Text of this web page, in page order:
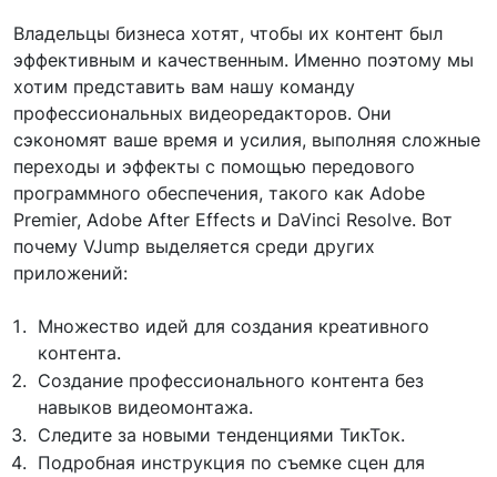
Владельцы бизнеса хотят, чтобы их контент был
эффективным и качественным. Именно поэтому мы
хотим представить вам нашу команду
профессиональных видеоредакторов. Они
сэкономят ваше время и усилия, выполняя сложные
переходы и эффекты с помощью передового
программного обеспечения, такого как Adobe
Premier, Adobe After Effects и DaVinci Resolve. Вот
почему VJump выделяется среди других
приложений:
Множество идей для создания креативного
контента.
Создание профессионального контента без
навыков видеомонтажа.
Следите за новыми тенденциями ТикТок.
Подробная инструкция по съемке сцен для